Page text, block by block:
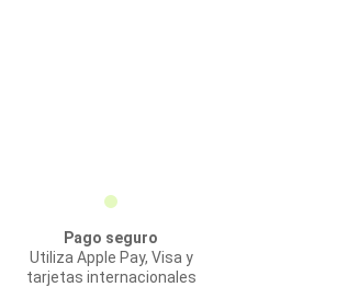
Pago seguro
Utiliza Apple Pay, Visa y
tarjetas internacionales